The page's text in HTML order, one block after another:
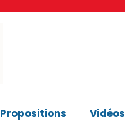
Propositions Vidéos